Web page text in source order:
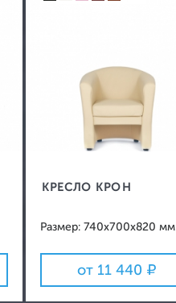
КРЕСЛО КРОН
Размер: 740х700х820 мм
от 11 440